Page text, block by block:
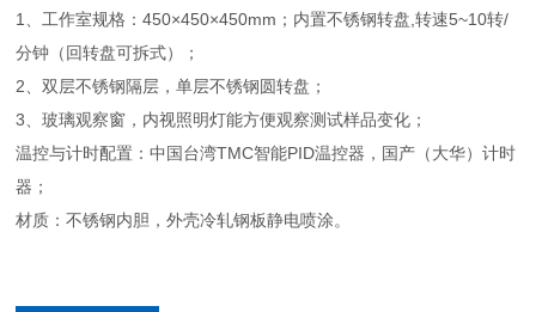
1、工作室规格：450×450×450mm；内置不锈钢转盘,转速5~10转/
分钟（回转盘可拆式）；
2、双层不锈钢隔层，单层不锈钢圆转盘；
3、玻璃观察窗，内视照明灯能方便观察测试样品变化；
温控与计时配置：中国台湾TMC智能PID温控器，国产（大华）计时
器；
材质：不锈钢内胆，外壳冷轧钢板静电喷涂。